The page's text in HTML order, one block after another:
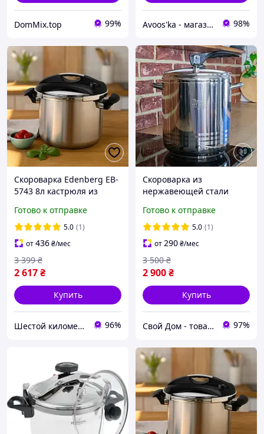
DomMix.top 99% Avoos'ka - магазин для Вашого дому та комфорту,) 98%
Скороварка Edenberg EB-
5743 8л кастрюля из
быстрого приготовления
Готово к отправке
5.0 (1)
от436₴/мес
2 617₴
3 399 ₴
Купить
Шестой километр 96%
Скороварка из
нержавеющей стали
литров
Готово к отправке
5.0 (1)
от290₴/мес
2 900₴
3 500 ₴
Купить
Свой Дом - товары для дома и сада 97%